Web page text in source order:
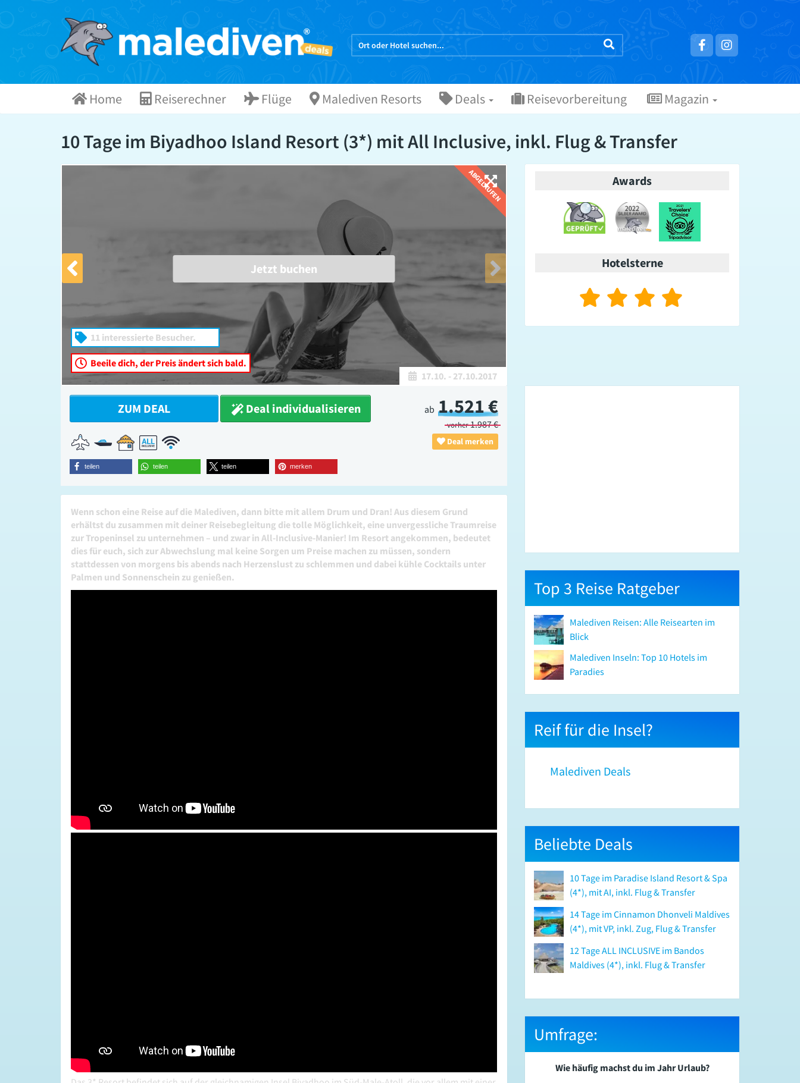
Home Reiserechner Flüge Malediven Resorts Deals Reisevorbereitung Magazin
10 Tage im Biyadhoo Island Resort (3*) mit All Inclusive, inkl. Flug & Transfer
ABGELAUFEN
Jetzt buchen
17.10. - 27.10.2017
11 interessierte Besucher.
Beeile dich, der Preis ändert sich bald.
Awards
Hotelsterne
ZUM DEAL Deal individualisieren ab 1.521 €
vorher1.987 €
Deal merken
teilen teilen teilen merken
Wenn schon eine Reise auf die Malediven, dann bitte mit allem Drum und Dran! Aus diesem Grund
erhältst du zusammen mit deiner Reisebegleitung die tolle Möglichkeit, eine unvergessliche Traumreise
zur Tropeninsel zu unternehmen – und zwar in All-Inclusive-Manier! Im Resort angekommen, bedeutet
dies für euch, sich zur Abwechslung mal keine Sorgen um Preise machen zu müssen, sondern
stattdessen von morgens bis abends nach Herzenslust zu schlemmen und dabei kühle Cocktails unter
Palmen und Sonnenschein zu genießen.
Top 3 Reise Ratgeber
Malediven Reisen: Alle Reisearten im
Blick
Malediven Inseln: Top 10 Hotels im
Paradies
Reif für die Insel?
Malediven Deals
Beliebte Deals
10 Tage im Paradise Island Resort & Spa
(4*), mit AI, inkl. Flug & Transfer
14 Tage im Cinnamon Dhonveli Maldives
(4*), mit VP, inkl. Zug, Flug & Transfer
12 Tage ALL INCLUSIVE im Bandos
Maldives (4*), inkl. Flug & Transfer
Umfrage:
Wie häufig machst du im Jahr Urlaub?